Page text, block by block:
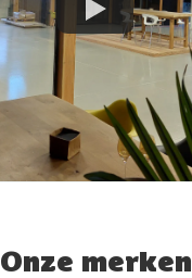
Onze merken